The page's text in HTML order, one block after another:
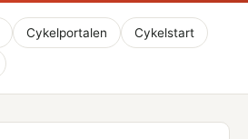
Cykelportalen Cykelstart